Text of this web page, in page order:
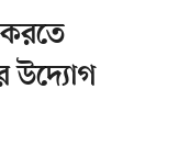
করতে
উদ্যোগ